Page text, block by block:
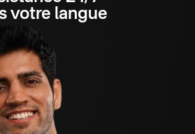
votre langue